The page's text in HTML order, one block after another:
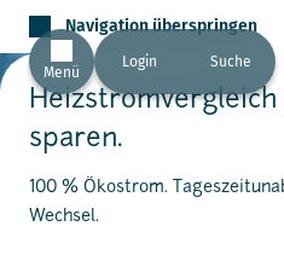
Navigation überspringen
Menü
Login Suche
Heizstromvergleich
sparen.
100 % Ökostrom.
Wechsel.